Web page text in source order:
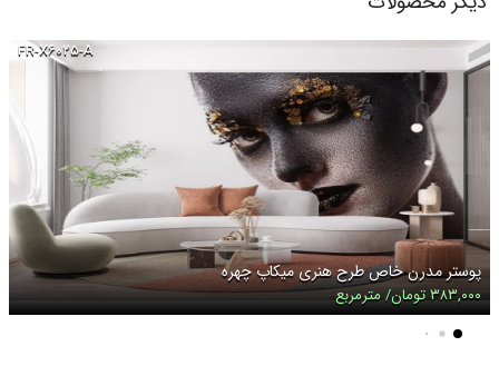
FR-X۶۰۲۵-A
پوستر مدرن خاص طرح هنری میکاپ چهره
۳۸۳,۰۰۰ تومان/ مترمربع